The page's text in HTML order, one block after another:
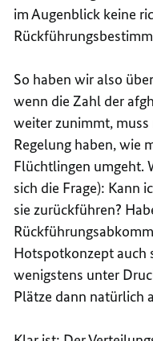
im Augenblick keine
So haben wir also
wenn die Zahl der
weiter zunimmt,
Regelung haben, wie
Flüchtlingen umgeht.
sich die Frage): Kann
sie zurückführen?
Hotspotkonzept auch
wenigstens unter
Plätze dann natürlich